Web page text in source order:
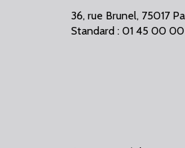
36, rue Brunel, 75017
Standard : 01 45 00